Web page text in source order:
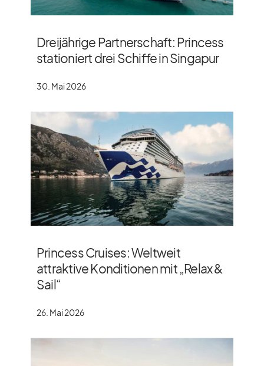
Dreijährige Partnerschaft: Princess
stationiert drei Schiffe in Singapur
30. Mai 2026
Princess Cruises: Weltweit
attraktive Konditionen mit „Relax &
Sail“
26. Mai 2026